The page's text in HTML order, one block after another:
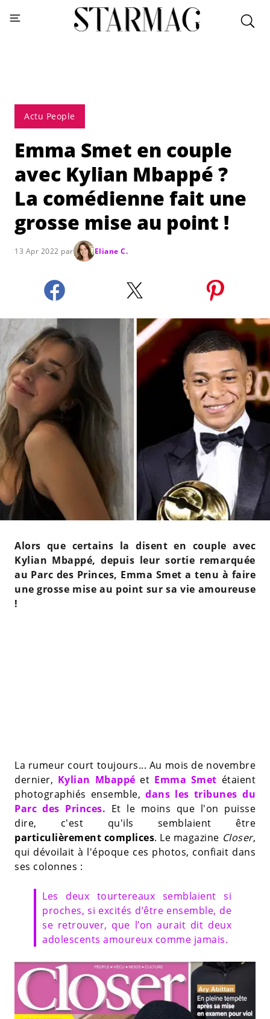
Actu People
Emma Smet en couple
avec Kylian Mbappé ?
La comédienne fait une
grosse mise au point !
13 Apr 2022 par Eliane C.
Alors que certains la disent en couple avec
Kylian Mbappé, depuis leur sortie remarquée
au Parc des Princes, Emma Smet a tenu à faire
une grosse mise au point sur sa vie amoureuse
!
La rumeur court toujours... Au mois de novembre
dernier, Kylian Mbappé et Emma Smet étaient
photographiés ensemble, dans les tribunes du
Parc des Princes. Et le moins que l'on puisse
dire, c'est qu'ils semblaient être
particulièrement complices. Le magazine Closer,
qui dévoilait à l'époque ces photos, confiait dans
ses colonnes :
Les deux tourtereaux semblaient si
proches, si excités d’être ensemble, de
se retrouver, que l’on aurait dit deux
adolescents amoureux comme jamais.